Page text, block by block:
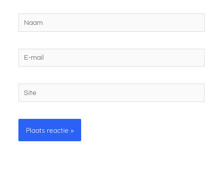
Naam
mail
Site